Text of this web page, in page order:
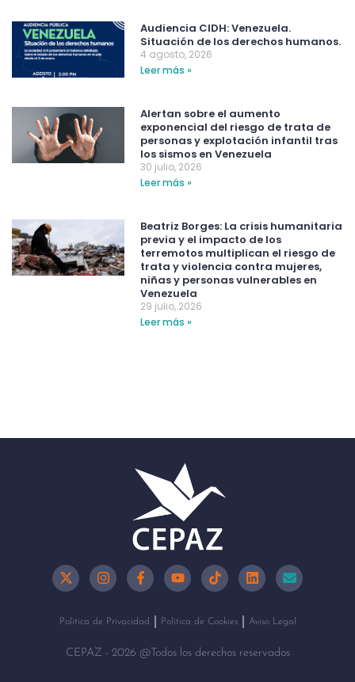
Audiencia CIDH: Venezuela.
Situación de los derechos humanos.
4 agosto, 2026
Leer más »
Alertan sobre el aumento
exponencial del riesgo de trata de
personas y explotación infantil tras
los sismos en Venezuela
30 julio, 2026
Leer más »
Beatriz Borges: La crisis humanitaria
previa y el impacto de los
terremotos multiplican el riesgo de
trata y violencia contra mujeres,
niñas y personas vulnerables en
Venezuela
29 julio, 2026
Leer más »
Política de Privacidad Política de Cookies Aviso Legal
CEPAZ - 2026 @Todos los derechos reservados